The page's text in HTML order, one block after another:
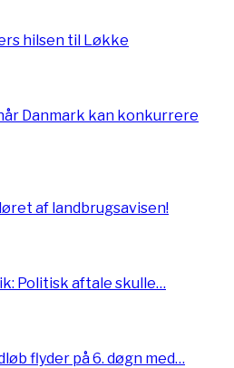
hilsen til Løkke
Danmark kan konkurrere
af landbrugsavisen!
Politisk aftale skulle…
flyder på 6. døgn med…